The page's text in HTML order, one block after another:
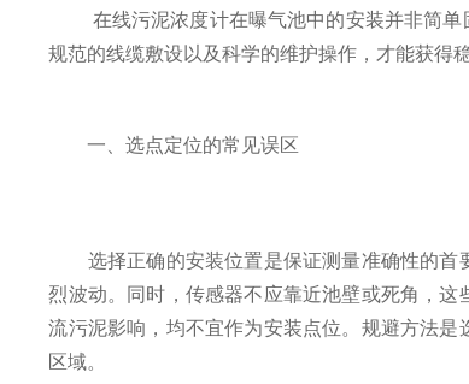
在线污泥浓度计在曝气池中的安装并非简单固
规范的线缆敷设以及科学的维护操作，才能获得
一、选点定位的常见误区
选择正确的安装位置是保证测量准确性的首要
烈波动。同时，传感器不应靠近池壁或死角，
流污泥影响，均不宜作为安装点位。规避方法
区域。